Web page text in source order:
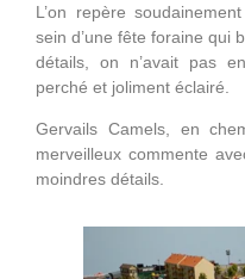
L’on repère
sein d’une fête foraine qui
détails, on n’avait pas
perché et joliment éclairé.
Gervails Camels, en
merveilleux commente
moindres détails.